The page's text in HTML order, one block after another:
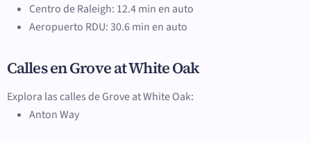
Centro de Raleigh: 12.4 min en auto
Aeropuerto RDU: 30.6 min en auto
Calles en Grove at White Oak
Explora las calles de Grove at White Oak:
Anton Way